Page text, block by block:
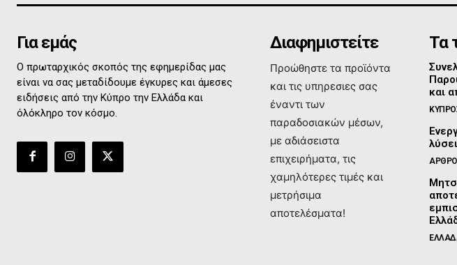
Για εμάς
Ο πρωταρχικός σκοπός της εφημερίδας μας
είναι να σας μεταδίδουμε έγκυρες και άμεσες
ειδήσεις από την Κύπρο την Ελλάδα και
όλόκληρο τον κόσμο.
Διαφημιστείτε
Προώθηστε τα προϊόντα
και τις υπηρεσιες σας
έναντι των
παραδοσιακών μέσων,
με αδιάσειστα
επιχειρήματα, τις
χαμηλότερες τιμές και
μετρήσιμα
αποτελέσματα!
Τα
και